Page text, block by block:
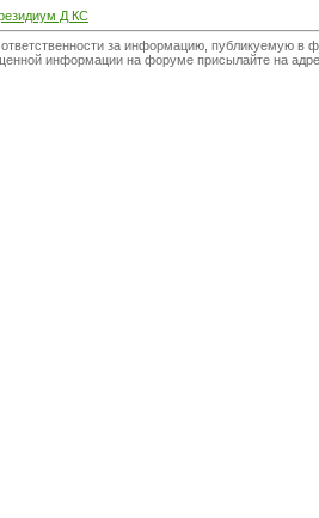
Д КС
за информацию, публикуемую
информации на форуме присылайте на